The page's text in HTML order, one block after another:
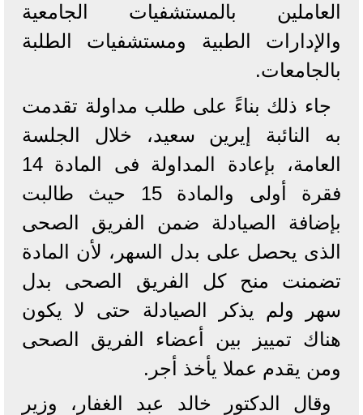
العاملين بالمستشفيات الجامعية
والإدارات الطبية ومستشفيات الطلبة
بالجامعات.
جاء ذلك بناءً على طلب مداولة تقدمت
به النائبة إيرين سعيد، خلال الجلسة
العامة، بإعادة المداولة فى المادة 14
فقرة أولى والمادة 15 حيث طالبت
بإضافة الصيادلة ضمن الفريق الصحى
الذى يحصل على بدل السهر، لأن المادة
تضمنت منح كل الفريق الصحى بدل
سهر ولم يذكر الصيادلة حتى لا يكون
هناك تمييز بين أعضاء الفريق الصحى
ومن يقدم عملا يأخذ أجر.
وقال الدكتور خالد عبد الغفار، وزير